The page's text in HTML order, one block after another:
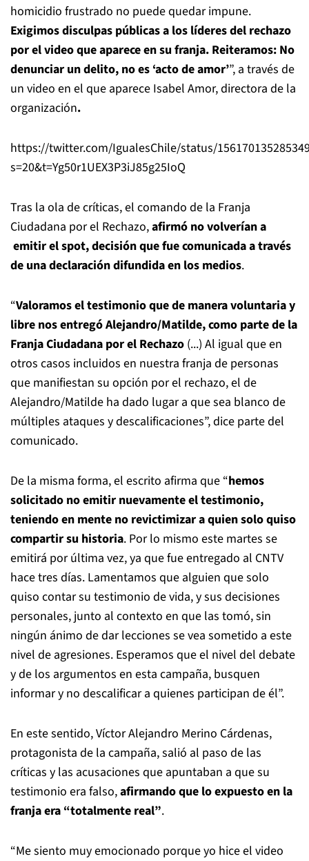
homicidio frustrado no puede quedar impune.
Exigimos disculpas públicas a los líderes del rechazo
por el video que aparece en su franja. Reiteramos: No
denunciar un delito, no es ‘acto de amor’”, a través de
un video en el que aparece Isabel Amor, directora de la
organización.
https://twitter.com/IgualesChile/status/
s=20&t=Yg50r1UEX3P3iJ85g25IoQ
Tras la ola de críticas, el comando de la Franja
Ciudadana por el Rechazo,afirmó no volverían a
emitir el spot, decisión que fue comunicada a través
de una declaración difundida en los medios.
“Valoramos el testimonio que de manera voluntaria y
libre nos entregó Alejandro/Matilde, como parte de la
Franja Ciudadana por el Rechazo (...) Al igual que en
otros casos incluidos en nuestra franja de personas
que manifiestan su opción por el rechazo, el de
Alejandro/Matilde ha dado lugar a que sea blanco de
múltiples ataques y descalificaciones”, dice parte del
comunicado.
De la misma forma, el escrito afirma que “hemos
solicitado no emitir nuevamente el testimonio,
teniendo en mente no revictimizar a quien solo quiso
compartir su historia. Por lo mismo este martes se
emitirá por última vez, ya que fue entregado al CNTV
hace tres días. Lamentamos que alguien que solo
quiso contar su testimonio de vida, y sus decisiones
personales, junto al contexto en que las tomó, sin
ningún ánimo de dar lecciones se vea sometido a este
nivel de agresiones. Esperamos que el nivel del debate
y de los argumentos en esta campaña, busquen
informar y no descalificar a quienes participan de él”.
En este sentido, Víctor Alejandro Merino Cárdenas,
protagonista de la campaña, salió al paso de las
críticas y las acusaciones que apuntaban a que su
testimonio era falso,afirmando que lo expuesto en la
franja era “totalmente real”.
“Me siento muy emocionado porque yo hice el video